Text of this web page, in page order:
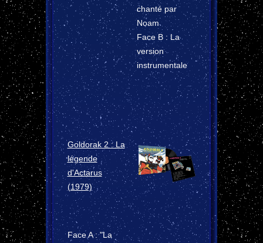
chanté par
Noam
Face B : La
version
instrumentale
Goldorak 2 : La
légende
d'Actarus
(1979)
Face A : "La